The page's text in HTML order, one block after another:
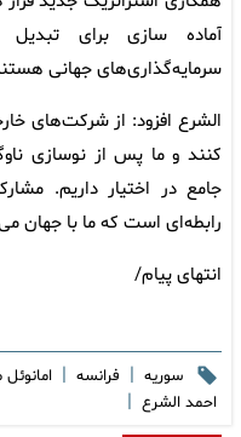
آماده سازی برای
سرمایه‌گذاری‌های جهانی
الشرع افزود: از شرکت‌های
کنند و ما پس از نوسازی
جامع در اختیار داریم.
رابطه‌ای است که ما با جهان
انتهای پیام/
سوریه | فرانسه |
احمد الشرع |